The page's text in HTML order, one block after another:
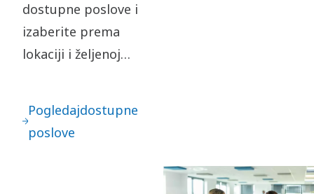
dostupne poslove i
izaberite prema
lokaciji i željenoj
nudimo, verujemo
da ćete kod nas
Pogledajdostupne
poslove